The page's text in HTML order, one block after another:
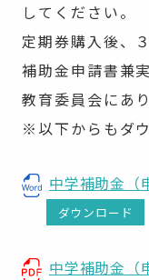
してください。
定期券購入後、
補助金申請書兼
教育委員会にあり
※以下からもダ
中学補助金（
ダウンロード
中学補助金（